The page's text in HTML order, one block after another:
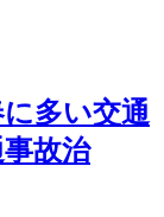
多い交通
故治